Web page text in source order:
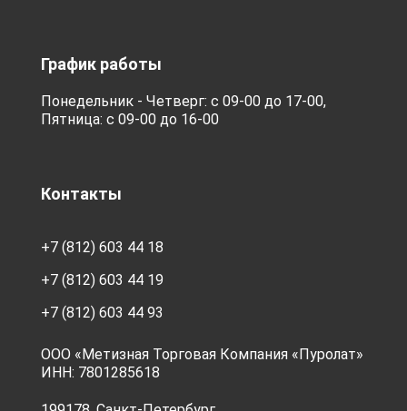
График работы
Понедельник - Четверг: с 09-00 до 17-00,
Пятница: с 09-00 до 16-00
Контакты
+7 (812) 603 44 18
+7 (812) 603 44 19
+7 (812) 603 44 93
ООО «Метизная Торговая Компания «Пуролат»
ИНН: 7801285618